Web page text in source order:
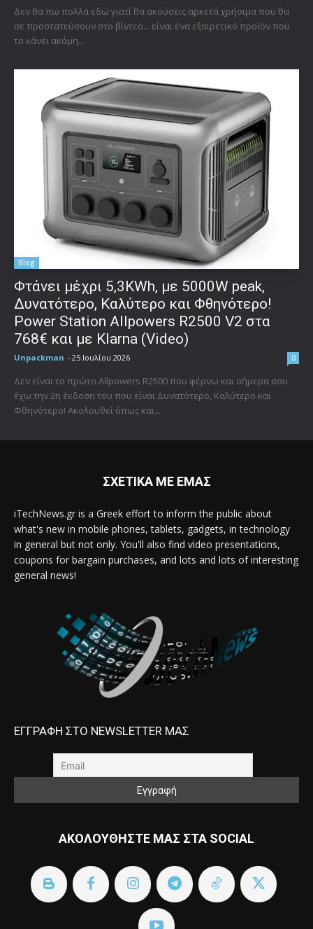
Δεν θα πω πολλά εδώ γιατί θα ακούσεις αρκετά χρήσιμα που θα
σε προστατεύσουν στο βίντεο... είναι ένα εξαιρετικό προϊόν που
το κάνει ακόμη...
Blog
Φτάνει μέχρι 5,3KWh, με 5000W peak,
Δυνατότερο, Καλύτερο και Φθηνότερο!
Power Station Allpowers R2500 V2 στα
768€ και με Klarna (Video)
Unpackman - 25 Ιουλίου 2026 0
Δεν είναι το πρώτο Allpowers R2500 που φέρνω και σήμερα σου
έχω την 2η έκδοση του που είναι Δυνατότερο, Καλύτερο και
Φθηνότερο! Ακολουθεί όπως και...
ΣΧΕΤΙΚΑ ΜΕ ΕΜΑΣ
iTechNews.gr is a Greek effort to inform the public about
what's new in mobile phones, tablets, gadgets, in technology
in general but not only. You'll also find video presentations,
coupons for bargain purchases, and lots and lots of interesting
general news!
ΕΓΓΡΑΦΗ ΣΤΟ NEWSLETTER ΜΑΣ
ΑΚΟΛΟΥΘΗΣΤΕ ΜΑΣ ΣΤΑ SOCIAL